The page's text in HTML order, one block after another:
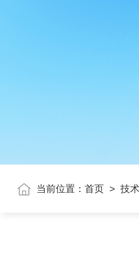
当前位置： 首页 > 技